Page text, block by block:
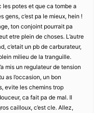
potes et que ca tombe a
gens, c’est pa le mieux, hein !
ton conjoint pourrait pa
etre plein de choses. L’autre
c’etait un pb de carburateur,
milieu de la tranguille.
mis un regulateur de tension
as l’occasion, un bon
evite les chemins trop
ca fait pa de mal. Il
cailloux, c’est cle. Allez,